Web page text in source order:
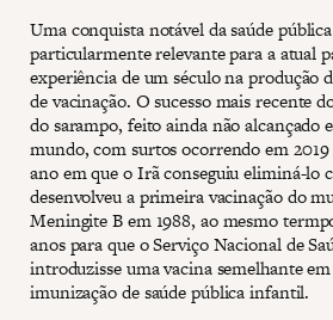
Uma conquista notável da saúde
particularmente relevante para a atual
experiência de um século na produção
de vacinação. O sucesso mais recente
do sarampo, feito ainda não alcançado
mundo, com surtos ocorrendo em
ano em que o Irã conseguiu eliminá-lo
desenvolveu a primeira vacinação do
Meningite B em 1988, ao mesmo
anos para que o Serviço Nacional de
introduzisse uma vacina semelhante
imunização de saúde pública infantil.